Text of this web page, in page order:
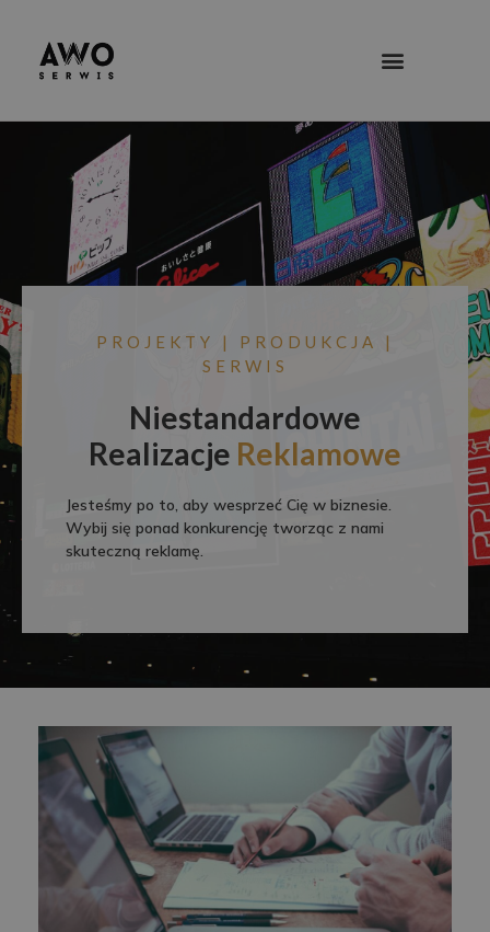
PROJEKTY | PRODUKCJA |
SERWIS
Niestandardowe
Realizacje Reklamowe
Jesteśmy po to, aby wesprzeć Cię w biznesie.
Wybij się ponad konkurencję tworząc z nami
skuteczną reklamę.